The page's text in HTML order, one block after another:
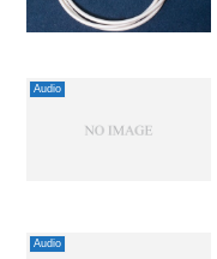
Audio
Audio